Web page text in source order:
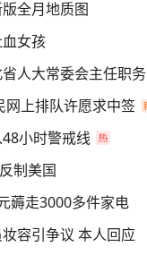
全月地质图
女孩
人大常委会主任职务
网上排队许愿求中签
小时警戒线
制美国
薅走3000多件家电
容引争议 本人回应